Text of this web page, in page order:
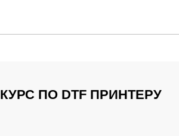
КУРС ПО DTF ПРИНТЕРУ